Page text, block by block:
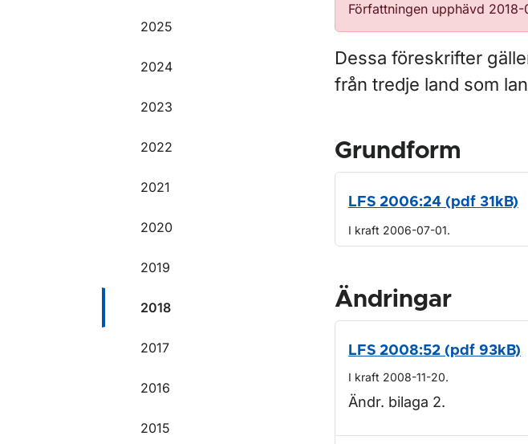
2025
2024
2023
2022
2021
2020
2019
2018
2017
2016
2015
Författningen upphävd
Dessa föreskrifter
från tredje land som
Grundform
LFS 2006:24 (pdf 31kB)
I kraft 2006-07-01.
Ändringar
LFS 2008:52 (pdf 93kB)
I kraft 2008-11-20.
Ändr. bilaga 2.